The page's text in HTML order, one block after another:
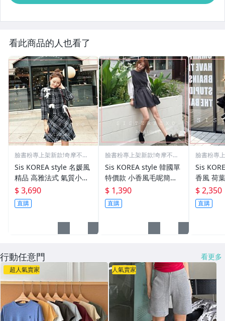
看此商品的人也看了
臉書粉專上架新款!奇摩不再
Sis KOREA style 名媛風
精品 高雅法式 氣質小香
風毛呢編織套裝 經典優
雅千鳥格套裝 短裙 短大
衣
$ 3,690
直購
臉書粉專上架新款!奇摩不再
Sis KOREA style 韓國單
特價款 小香風毛呢簡約
典雅 小洋裝 氣質領口假
兩件設計感 泡泡袖公主
短洋裝 連身裙
$ 1,390
直購
臉書粉專
Sis KOREA
香風 荷
毛衣包
件式 氣
$ 2,350
直購
行動任意門 看更多
超人氣賣家 人氣賣家